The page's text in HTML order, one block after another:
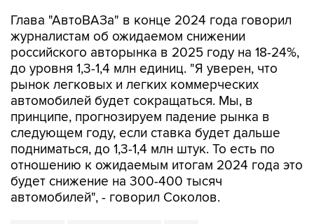
Глава "АвтоВАЗа" в конце 2024 года говорил
журналистам об ожидаемом снижении
российского авторынка в 2025 году на 18-24%,
до уровня 1,3-1,4 млн единиц. "Я уверен, что
рынок легковых и легких коммерческих
автомобилей будет сокращаться. Мы, в
принципе, прогнозируем падение рынка в
следующем году, если ставка будет дальше
подниматься, до 1,3-1,4 млн штук. То есть по
отношению к ожидаемым итогам 2024 года это
будет снижение на 300-400 тысяч
автомобилей", - говорил Соколов.